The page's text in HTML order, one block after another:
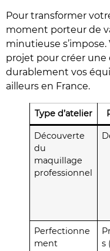
Pour transformer
moment porteur de
minutieuse
projet pour créer
durablement vos
ailleurs en France.
Type d’atelier
Découverte
du
maquillage
professionnel
Perfectionne
ment
s